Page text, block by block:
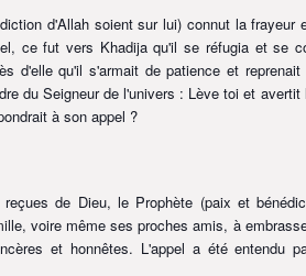
d'Allah soient sur lui) connut la frayeur
ce fut vers Khadija qu'il se réfugia et se
d'elle qu'il s'armait de patience et
du Seigneur de l'univers : Lève toi et
à son appel ?
de Dieu, le Prophète (paix et
voire même ses proches amis, à
et honnêtes. L'appel a été entendu